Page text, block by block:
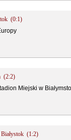
(0:1)
(2:2)
Miejski w
(1:2)